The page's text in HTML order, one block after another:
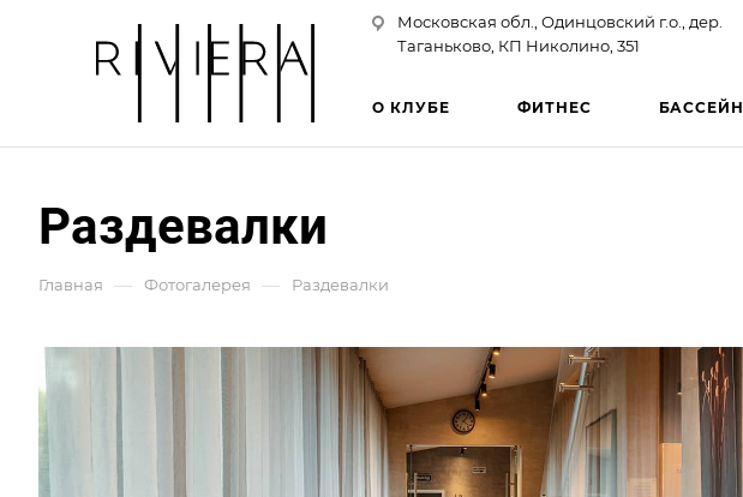
Московская обл., Одинцовский г.о., дер.
Таганьково, КП Николино, 351
О КЛУБЕ ФИТНЕС БАССЕЙН
Раздевалки
Главная — Фотогалерея — Раздевалки